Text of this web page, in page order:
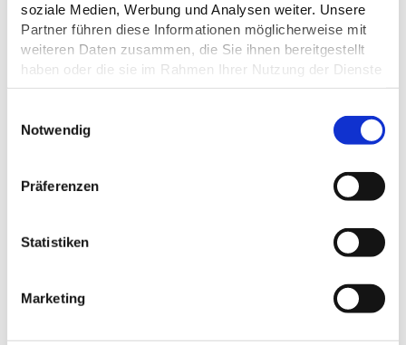
soziale Medien, Werbung und Analysen weiter. Unsere
Partner führen diese Informationen möglicherweise mit
weiteren Daten zusammen, die Sie ihnen bereitgestellt
haben oder die sie im Rahmen Ihrer Nutzung der Dienste
gesammelt haben.
Notwendig
Präferenzen
Statistiken
Marketing
DAS KÖNNTE DICH AUCH